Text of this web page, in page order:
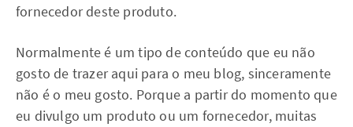
fornecedor deste produto.
Normalmente é um tipo de conteúdo que eu não
gosto de trazer aqui para o meu blog, sinceramente
não é o meu gosto. Porque a partir do momento que
eu divulgo um produto ou um fornecedor, muitas